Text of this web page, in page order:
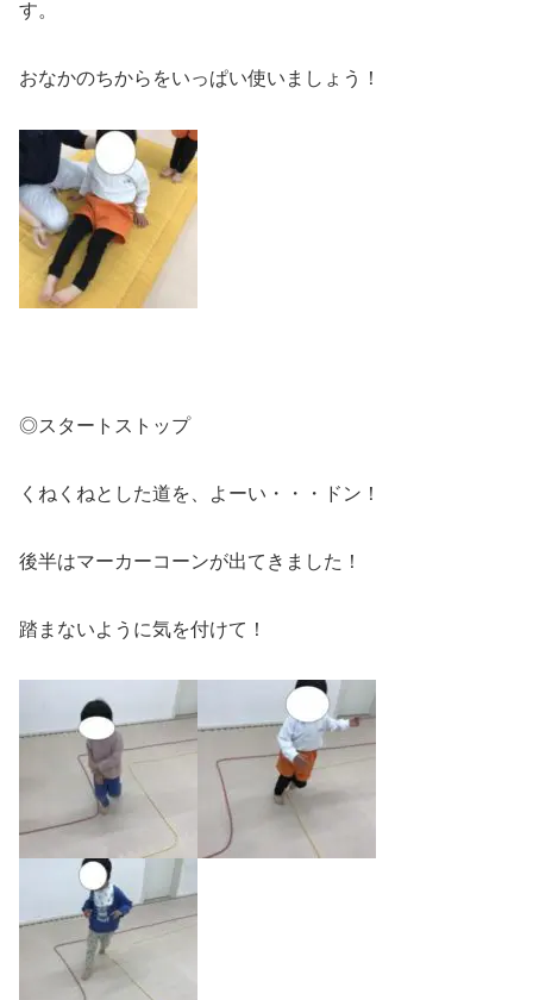
す。
おなかのちからをいっぱい使いましょう！
◎スタートストップ
くねくねとした道を、よーい・・・ドン！
後半はマーカーコーンが出てきました！
踏まないように気を付けて！